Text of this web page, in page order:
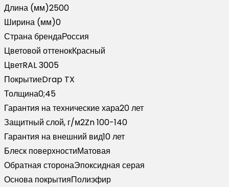
Длина (мм)2500
Ширина (мм)0
Страна брендаРоссия
Цветовой оттенокКрасный
ЦветRAL 3005
ПокрытиеDrap TX
Толщина0;45
Гарантия на технические хара20 лет
Защитный слой, г/м2Zn 100-140
Гарантия на внешний вид10 лет
Блеск поверхностиМатовая
Обратная сторонаЭпоксидная серая
Основа покрытияПолиэфир